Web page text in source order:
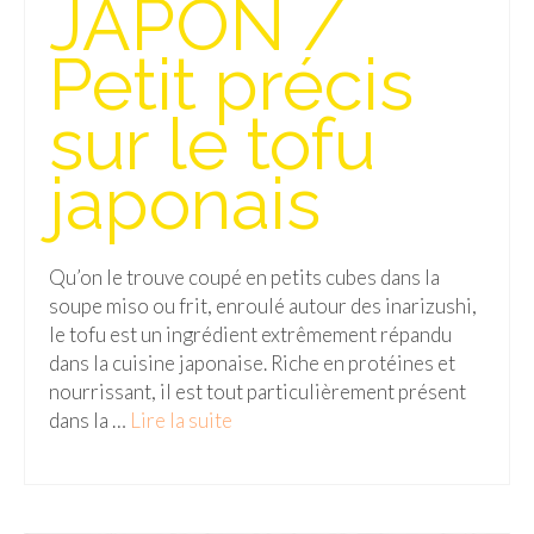
Isla del Sol
Lac Titicaca
Salar d’Uyuni
Chili
Paraguay
Pérou
Lac Titicaca
Machu Picchu
JAPON /
Petit précis
sur le tofu
japonais
Qu’on le trouve coupé en petits cubes dans la
soupe miso ou frit, enroulé autour des inarizushi,
le tofu est un ingrédient extrêmement répandu
dans la cuisine japonaise. Riche en protéines et
nourrissant, il est tout particulièrement présent
dans la … Lire la suite­­